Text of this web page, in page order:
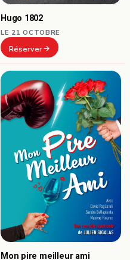
Hugo 1802
LE 21 OCTOBRE
Réserver
Mon pire meilleur ami